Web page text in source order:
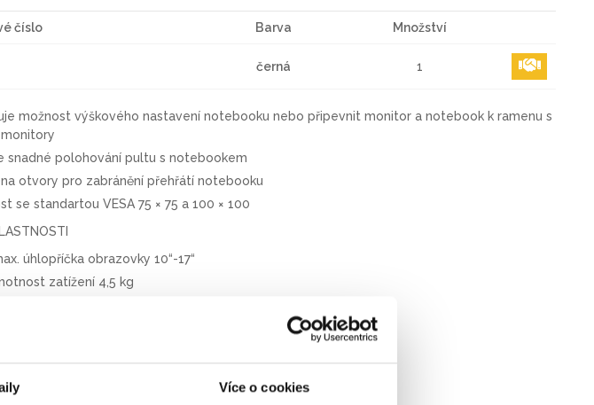
Více o cookies
číslo Barva Množství
černá 1
možnost výškového nastavení notebooku nebo připevnit monitor a notebook k ramenu s
snadné polohování pultu s notebookem
otvory pro zabránění přehřátí notebooku
se standartou VESA 75 × 75 a 100 × 100
úhlopříčka obrazovky 10“-17“
zatížení 4,5 kg